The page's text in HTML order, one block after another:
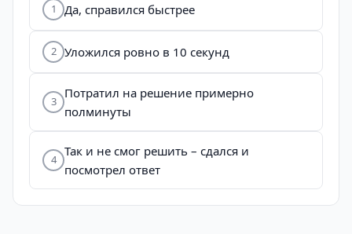
1 Да, справился быстрее
2 Уложился ровно в 10 секунд
3
Потратил на решение примерно
полминуты
4
Так и не смог решить – сдался и
посмотрел ответ